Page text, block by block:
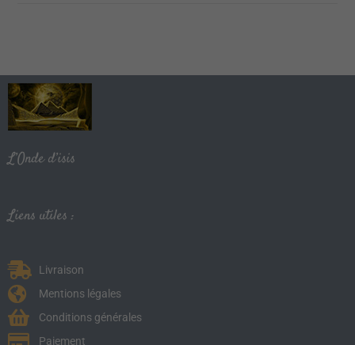
L’Onde d’isis
Liens utiles :
Livraison
Mentions légales
Conditions générales
Paiement